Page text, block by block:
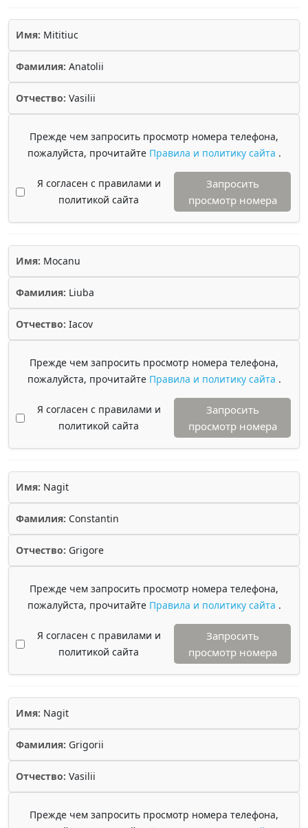
Имя: Mititiuc
Фамилия: Anatolii
Отчество: Vasilii
Прежде чем запросить просмотр номера телефона,
пожалуйста, прочитайте Правила и политику сайта .
Я согласен с правилами и
политикой сайта
Запросить
просмотр номера
Имя: Mocanu
Фамилия: Liuba
Отчество: Iacov
Прежде чем запросить просмотр номера телефона,
пожалуйста, прочитайте Правила и политику сайта .
Я согласен с правилами и
политикой сайта
Запросить
просмотр номера
Имя: Nagit
Фамилия: Constantin
Отчество: Grigore
Прежде чем запросить просмотр номера телефона,
пожалуйста, прочитайте Правила и политику сайта .
Я согласен с правилами и
политикой сайта
Запросить
просмотр номера
Имя: Nagit
Фамилия: Grigorii
Отчество: Vasilii
Прежде чем запросить просмотр номера телефона,